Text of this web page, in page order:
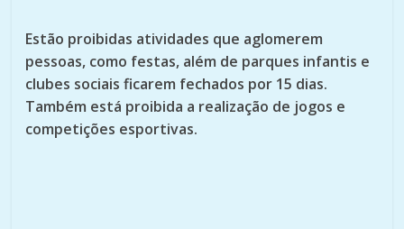
Estão proibidas atividades que aglomerem
pessoas, como festas, além de parques infantis e
clubes sociais ficarem fechados por 15 dias.
Também está proibida a realização de jogos e
competições esportivas.